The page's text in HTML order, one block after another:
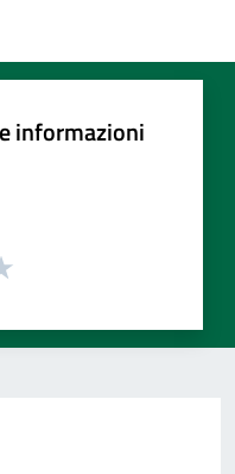
informazioni